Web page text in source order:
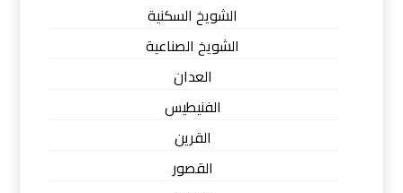
الشويخ السكنية
الشويخ الصناعية
العدان
الفنيطيس
القرين
القصور